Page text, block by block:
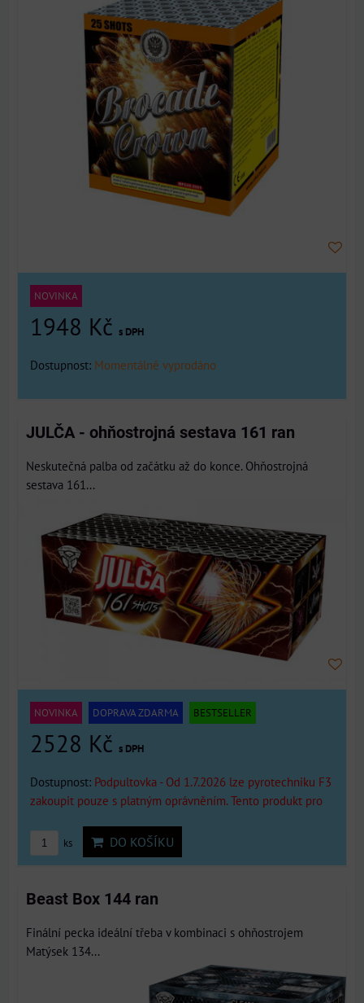
NOVINKA
1948 Kč s DPH
Dostupnost: Momentálně vyprodáno
JULČA - ohňostrojná sestava 161 ran
Neskutečná palba od začátku až do konce. Ohňostrojná
sestava 161...
NOVINKA DOPRAVA ZDARMA BESTSELLER
2528 Kč s DPH
Dostupnost: Podpultovka - Od 1.7.2026 lze pyrotechniku F3
zakoupit pouze s platným oprávněním. Tento produkt pro
ks DO KOŠÍKU
Beast Box 144 ran
Finální pecka ideální třeba v kombinaci s ohňostrojem
Matýsek 134...